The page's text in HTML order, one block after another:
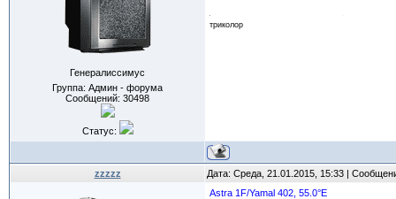
Генералиссимус
Группа: Админ - форума
Сообщений: 30498
Статус:
триколор
zzzzz Дата: Среда, 21.01.2015, 15:33 |
Astra 1F/Yamal 402, 55.0°E